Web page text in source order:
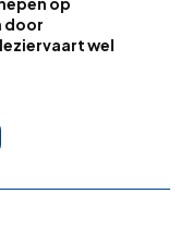
door
wel